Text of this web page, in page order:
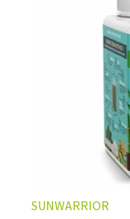
SUNWARRIOR